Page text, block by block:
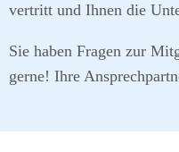
vertritt und Ihnen die
Sie haben Fragen zur
gerne! Ihre